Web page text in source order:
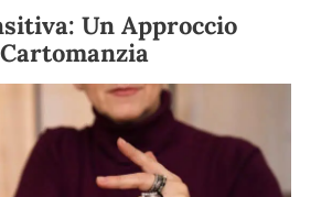
Un Approccio